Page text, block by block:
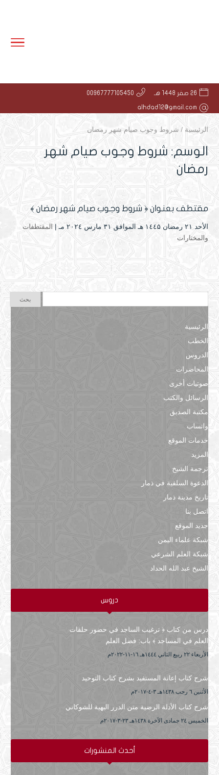
26 صفر 1448 هـ 00967777105450
alhdad12@gmail.com
الرئيسية / شروط وجوب صيام شهر رمضان
الوسم: شروط وجوب صيام شهر
رمضان
مقتطف بعنوان ﴿ شروط وجوب صيام شهر رمضان ﴾
الأحد ۲۱ رمضان ۱٤٤۵ هـ الموافق ۳۱ مارس ۲۰۲٤ مـ |
المقتطفات
والمختارات
الرئيسية
الخطب
الدروس
المحاضرات
صوتيات أخرى
الرسائل والكتب
مكتبة الصديق
واتساب
خدمات الموقع
المزيد
ترجمة الشيخ
الدعوة السلفية في ذمار
تاريخ مدينة ذمار
اتصل بنا
جديد الموقع
شبكة علماء اليمن
شبكة العلم الشرعي
الشيخ عبد الله الحداد
دروس
درس من كتاب ﴿ ترغيب الساجد في حضور حلقات
العلم في المساجد ﴾ باب: فضل العلم
الأربعاء ۲۲ ربيع الثاني ۱٤٤٤هـ ۱٦-۱۱-۲۰۲۲م
شرح كتاب إعانة المستفيد بشرح كتاب التوحيد
الأثنين ٦ رجب ۱٤۳۸هـ ۳-٤-۲۰۱۷م
شرح كتاب الأدلة الرضية متن الدرر البهية للشوكاني
الخميس ۲٤ جمادى الآخرة ۱٤۳۸هـ ۲۳-۳-۲۰۱۷م
أحدث المنشورات